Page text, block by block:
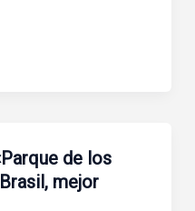
de los
mejor